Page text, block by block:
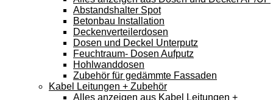
Abstandshalter Spot
Betonbau Installation
Deckenverteilerdosen
Dosen und Deckel Unterputz
Feuchtraum- Dosen Aufputz
Hohlwanddosen
Zubehör für gedämmte Fassaden
Kabel Leitungen + Zubehör
Alles anzeigen aus Kabel Leitungen +